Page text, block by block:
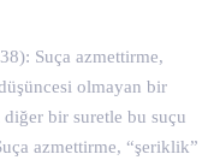
Suça azmettirme,
olmayan bir
bir suretle bu suçu
azmettirme, “şeriklik”